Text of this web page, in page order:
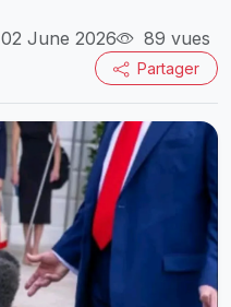
02 June 2026 89 vues
Partager